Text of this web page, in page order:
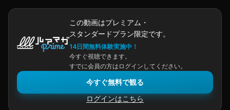
この動画はプレミアム・
スタンダードプラン限定です。
14日間無料体験実施中！
今すぐ視聴できます。
すでに会員の方はログインしてください。
今すぐ無料で観る
ログインはこちら